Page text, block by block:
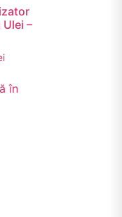
–
în